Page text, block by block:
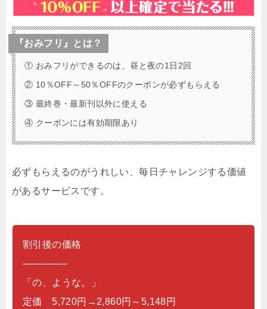
『おみフリ』とは？
① おみフリができるのは、昼と夜の1日2回
② 10％OFF～50％OFFのクーポンが必ずもらえる
③ 最終巻・最新刊以外に使える
④ クーポンには有効期限あり
必ずもらえるのがうれしい、毎日チャレンジする価値
があるサービスです。
割引後の価格
————–
「の、ような。」
定価 5,720円→2,860円～5,148円